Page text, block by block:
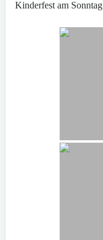
Kinderfest am Sonntag